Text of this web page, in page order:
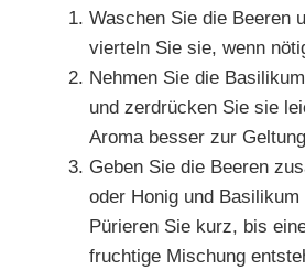
Waschen Sie die Beeren
vierteln Sie sie, wenn
Nehmen Sie die
und zerdrücken Sie sie
Aroma besser zur
Geben Sie die Beeren
oder Honig und
Pürieren Sie kurz, bis
fruchtige Mischung